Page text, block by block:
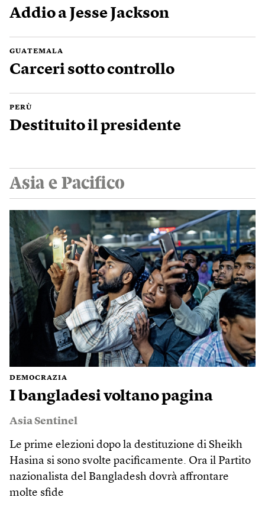
Addio a Jesse Jackson
GUATEMALA
Carceri sotto controllo
PERÙ
Destituito il presidente
Asia e Pacifico
DEMOCRAZIA
I bangladesi voltano pagina
Asia Sentinel
Le prime elezioni dopo la destituzione di Sheikh
Hasina si sono svolte pacificamente. Ora il Partito
nazionalista del Bangladesh dovrà affrontare
molte sfide